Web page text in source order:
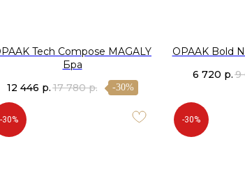
Tech Compose MAGALY
Бра
12 446 р.17 780 р. -30%
OPAAK Bold
6 720 р.9
-30% -30%